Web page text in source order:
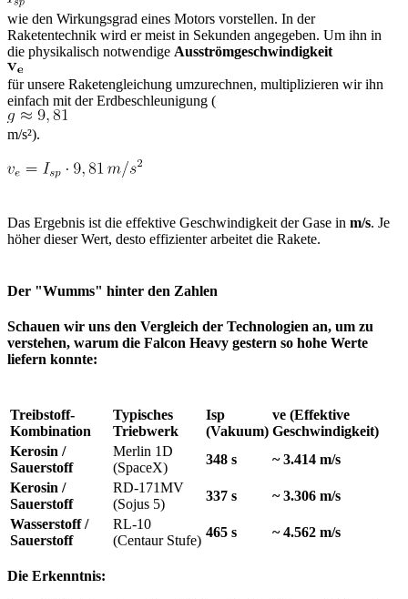
wie den Wirkungsgrad eines Motors vorstellen. In der
Raketentechnik wird er meist in Sekunden angegeben. Um ihn in
die physikalisch notwendige Ausströmgeschwindigkeit
für unsere Raketengleichung umzurechnen, multiplizieren wir ihn
einfach mit der Erdbeschleunigung (
m/s²).
Das Ergebnis ist die effektive Geschwindigkeit der Gase in m/s. Je
höher dieser Wert, desto effizienter arbeitet die Rakete.
Der "Wumms" hinter den Zahlen
Schauen wir uns den Vergleich der Technologien an, um zu
verstehen, warum die Falcon Heavy gestern so hohe Werte
liefern konnte:​
Treibstoff-
Kombination
Typisches
Triebwerk
Isp
(Vakuum)
ve (Effektive
Geschwindigkeit)
Kerosin /
Sauerstoff
Merlin 1D
(SpaceX)
348 s
~ 3.414 m/s
Kerosin /
Sauerstoff
RD-171MV
(Sojus 5)
337 s
~ 3.306 m/s
Wasserstoff /
Sauerstoff
RL-10
(Centaur Stufe)
465 s ~ 4.562 m/s
Die Erkenntnis: